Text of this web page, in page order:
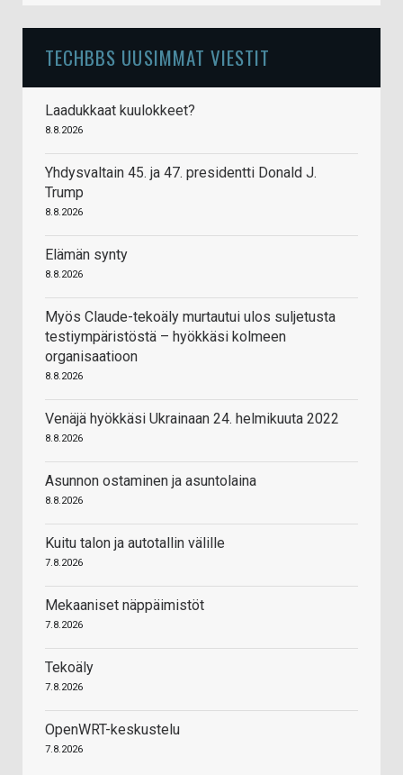
TECHBBS UUSIMMAT VIESTIT
Laadukkaat kuulokkeet?
8.8.2026
Yhdysvaltain 45. ja 47. presidentti Donald J.
Trump
8.8.2026
Elämän synty
8.8.2026
Myös Claude-tekoäly murtautui ulos suljetusta
testiympäristöstä – hyökkäsi kolmeen
organisaatioon
8.8.2026
Venäjä hyökkäsi Ukrainaan 24. helmikuuta 2022
8.8.2026
Asunnon ostaminen ja asuntolaina
8.8.2026
Kuitu talon ja autotallin välille
7.8.2026
Mekaaniset näppäimistöt
7.8.2026
Tekoäly
7.8.2026
OpenWRT-keskustelu
7.8.2026